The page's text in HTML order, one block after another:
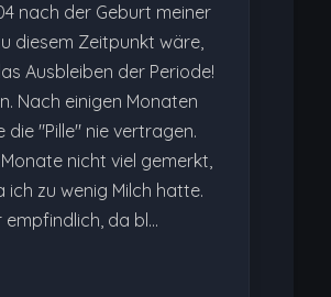
nach der Geburt meiner
diesem Zeitpunkt wäre,
Ausbleiben der Periode!
Nach einigen Monaten
"Pille" nie vertragen.
nicht viel gemerkt,
zu wenig Milch hatte.
empfindlich, da bl…